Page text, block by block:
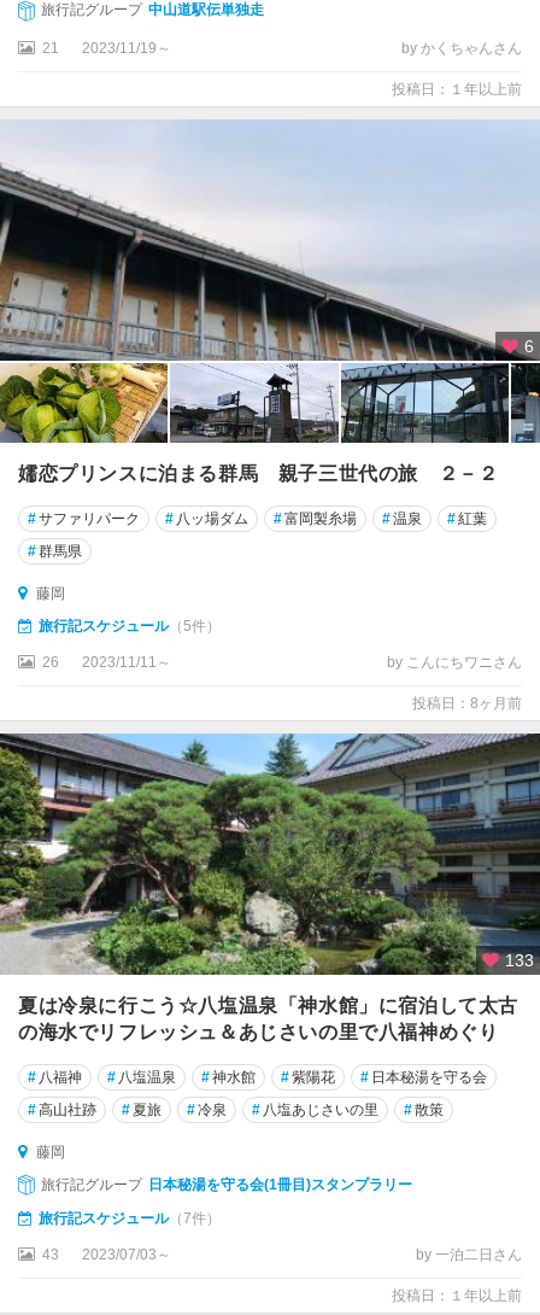
旅行記グループ 中山道駅伝単独走
21 2023/11/19～ by かくちゃんさん
投稿日：１年以上前
6
嬬恋プリンスに泊まる群馬 親子三世代の旅 ２－２
#サファリパーク # 八ッ場ダム #富岡製糸場 #温泉 #紅葉
#群馬県
藤岡
旅行記スケジュール（5件）
26 2023/11/11～ by こんにちワニさん
投稿日：8ヶ月前
133
夏は冷泉に行こう☆八塩温泉「神水館」に宿泊して太古
の海水でリフレッシュ＆あじさいの里で八福神めぐり
# 八福神 # 八塩温泉 #神水館 #紫陽花 # 日本秘湯を守る会
#高山社跡 # 夏旅 #冷泉 # 八塩あじさいの里 #散策
藤岡
旅行記グループ 日本秘湯を守る会(1冊目)スタンプラリー
旅行記スケジュール（7件）
43 2023/07/03～ by 一泊二日さん
投稿日：１年以上前